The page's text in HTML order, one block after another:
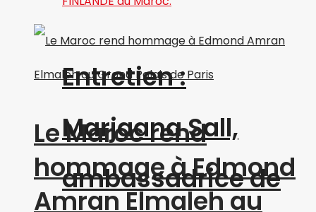
Le Maroc rend
hommage à Edmond
Amran Elmaleh au
Entretien :
Marjaana Sall,
ambassadrice de